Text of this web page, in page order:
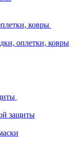
ковры
оплетки, ковры
защиты